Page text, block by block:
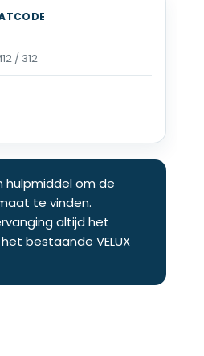
/ 312
x 180 cm
hulpmiddel om de
te vinden.
altijd het
bestaande VELUX